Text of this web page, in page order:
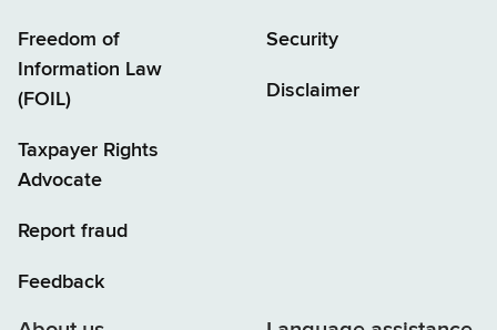
Freedom of
Information Law
(FOIL)
Taxpayer Rights
Advocate
Report fraud
Feedback
Security
Disclaimer